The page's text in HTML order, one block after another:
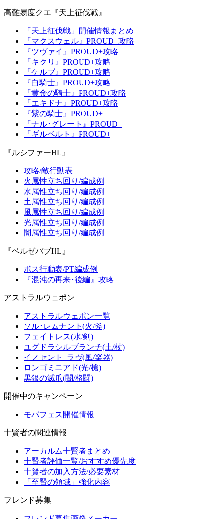
高難易度クエ『天上征伐戦』
「天上征伐戦」開催情報まとめ
『マクスウェル』PROUD+攻略
『ツヴァイ』PROUD+攻略
『キクリ』PROUD+攻略
『ケルブ』PROUD+攻略
『白騎士』PROUD+攻略
『黄金の騎士』PROUD+攻略
『エキドナ』PROUD+攻略
『紫の騎士』PROUD+
『ナル･グレート』PROUD+
『ギルベルト』PROUD+
『ルシファーHL』
攻略/敵行動表
火属性立ち回り/編成例
水属性立ち回り/編成例
土属性立ち回り/編成例
風属性立ち回り/編成例
光属性立ち回り/編成例
闇属性立ち回り/編成例
『ベルゼバブHL』
ボス行動表/PT編成例
『混沌の再来･後編』攻略
アストラルウェポン
アストラルウェポン一覧
ソル･レムナント(火/斧)
フェイトレス(水/剣)
ユグドラシルブランチ(土/杖)
イノセント･ラヴ(風/楽器)
ロンゴミニアド(光/槍)
黒銀の滅爪(闇/格闘)
開催中のキャンペーン
モバフェス開催情報
十賢者の関連情報
アーカルム十賢者まとめ
十賢者評価一覧/おすすめ優先度
十賢者の加入方法/必要素材
「至賢の領域」強化内容
フレンド募集